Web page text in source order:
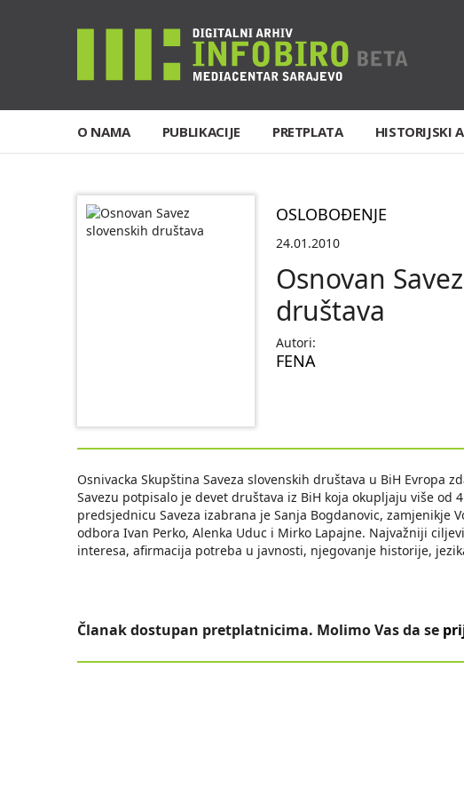
O NAMA PUBLIKACIJE PRETPLATA HISTORIJSKI
OSLOBOĐENJE
24.01.2010
Osnovan
društava
Autori:
FENA
Osnivacka Skupština Saveza slovenskih društava u BiH Evropa
Savezu potpisalo je devet društava iz BiH koja okupljaju više od
predsjednicu Saveza izabrana je Sanja Bogdanovic, zamjenikje
odbora Ivan Perko, Alenka Uduc i Mirko Lapajne. Najvažniji
interesa, afirmacija potreba u javnosti, njegovanje historije,
Članak dostupan pretplatnicima. Molimo Vas da se